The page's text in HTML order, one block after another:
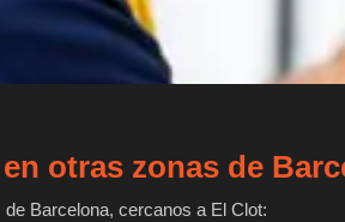
otras zonas de
Barcelona, cercanos a El Clot: